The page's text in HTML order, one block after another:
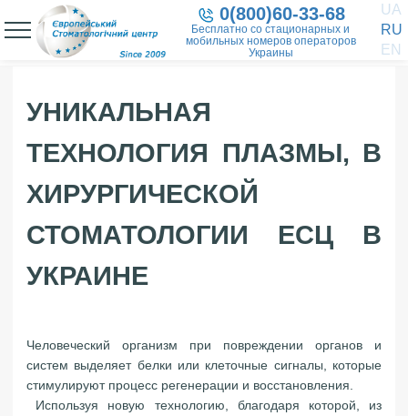
0(800)60-33-68
Бесплатно со стационарных и
мобильных номеров операторов
Украины
UA
RU
EN
УНИКАЛЬНАЯ
ТЕХНОЛОГИЯ ПЛАЗМЫ, В
ХИРУРГИЧЕСКОЙ
СТОМАТОЛОГИИ ЕСЦ В
УКРАИНЕ
Человеческий организм при повреждении органов и
систем выделяет белки или клеточные сигналы, которые
стимулируют процесс регенерации и восстановления.
Используя новую технологию, благодаря которой, из